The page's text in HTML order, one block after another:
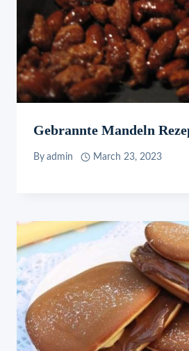
Gebrannte Mandeln
By admin March 23, 2023